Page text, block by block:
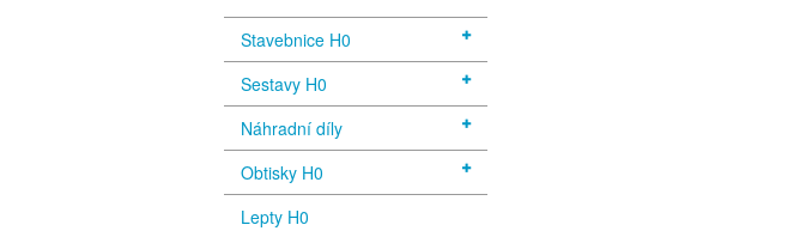
Stavebnice H0
Sestavy H0
Náhradní díly
Obtisky H0
Lepty H0